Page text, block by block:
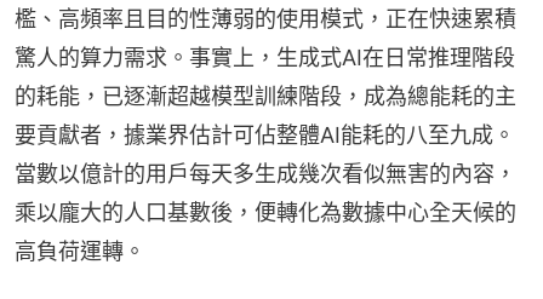
檻、高頻率且目的性薄弱的使用模式，正在快速累積
驚人的算力需求。事實上，生成式AI在日常推理階段
的耗能，已逐漸超越模型訓練階段，成為總能耗的主
要貢獻者，據業界估計可佔整體AI能耗的八至九成。
當數以億計的用戶每天多生成幾次看似無害的內容，
乘以龐大的人口基數後，便轉化為數據中心全天候的
高負荷運轉。